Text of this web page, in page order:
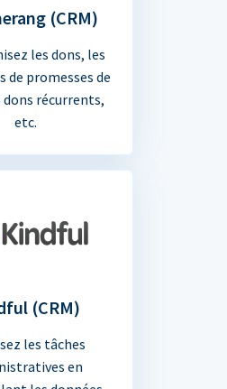
(CRM)
les dons, les
de promesses de
dons récurrents,
etc.
(CRM)
les tâches
en